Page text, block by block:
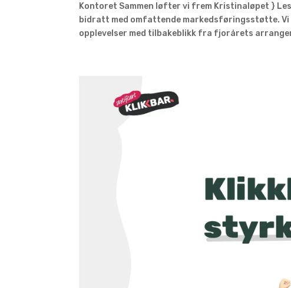
Kontoret Sammen løfter vi frem Kristinaløpet }
bidratt med omfattende markedsføringsstøtte.
opplevelser med tilbakeblikk fra fjorårets